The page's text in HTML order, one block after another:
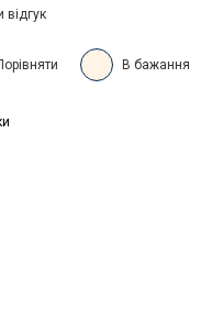
відгук
В бажання